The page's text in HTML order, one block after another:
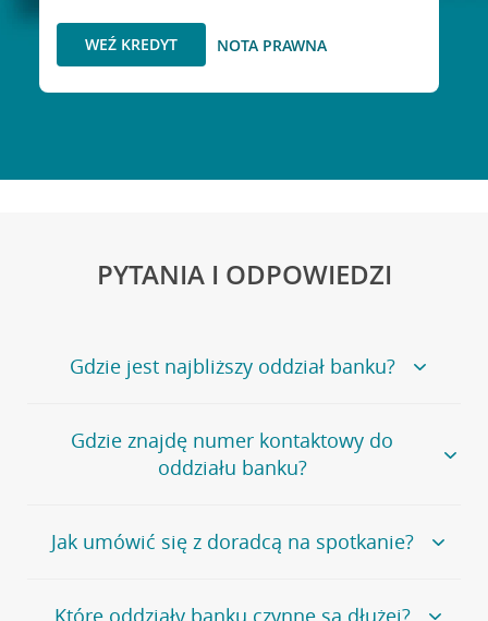
WEŹ KREDYT NOTA PRAWNA
PYTANIA I ODPOWIEDZI
Gdzie jest najbliższy oddział banku?
Jeśli szukasz oddziału naszego banku, zapraszamy na
stronęPlacówki i bankomaty, na której znajduje się
wygodna wyszukiwarka.
oddziałów
Gdzie znajdę numer kontaktowy do
oddziału banku?
Bank Credit Agricole nie udostępnia ogólnego numeru
telefonu do placówki bankowej.
umówienia się z doradcą w placówce bankowej .
Jak umówić się z doradcą na spotkanie?
Jeśli jesteś już naszym
Które oddziały banku czynne są dłużej?